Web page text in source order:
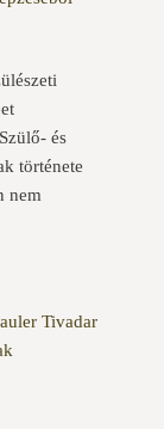
és
története
nem
Tivadar